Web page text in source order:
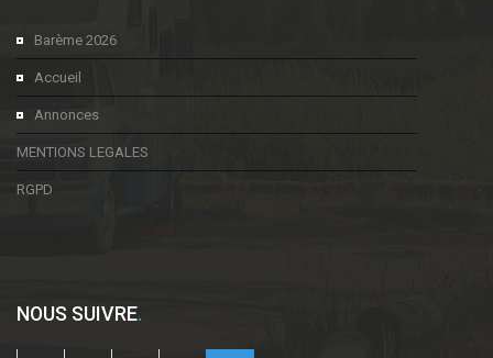
Barème 2026
Accueil
Annonces
MENTIONS LEGALES
RGPD
NOUS SUIVRE.